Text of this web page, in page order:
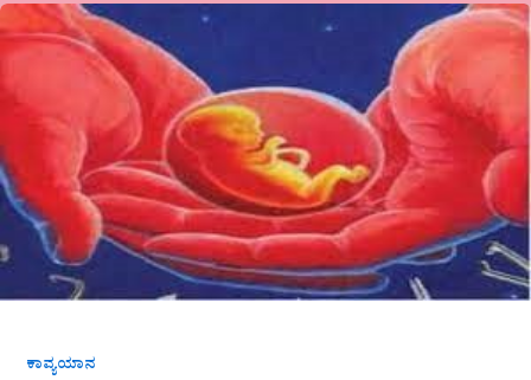
ಕಾವ್ಯಯಾನ
ಪ್ರೊ.ಸಿದ್ದು
ಸಾವಳಸಂಗ
ನಂಬಿಕೆ
ಸತ್ತುಹೋಗಿದೆ